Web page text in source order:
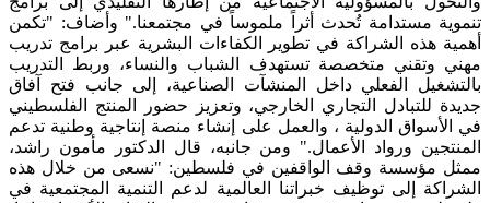
تنموية مستدامة تُحدث أثراً ملموساً في مجتمعنا." وأضاف: "تكمن
أهمية هذه الشراكة في تطوير الكفاءات البشرية عبر برامج تدريب
مهني وتقني متخصصة تستهدف الشباب والنساء، وربط التدريب
بالتشغيل الفعلي داخل المنشآت الصناعية، إلى جانب فتح آفاق
جديدة للتبادل التجاري الخارجي، وتعزيز حضور المنتج الفلسطيني
في الأسواق الدولية ، والعمل على إنشاء منصة إنتاجية وطنية تدعم
المنتجين ورواد الأعمال." ومن جانبه، قال الدكتور مأمون راشد،
ممثل مؤسسة وقف الواقفين في فلسطين: "نسعى من خلال هذه
الشراكة إلى توظيف خبراتنا العالمية لدعم التنمية المجتمعية في